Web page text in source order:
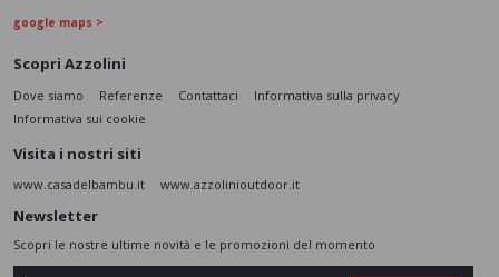
google maps >
Scopri Azzolini
Dove siamo Referenze Contattaci
Informativa sulla privacy
Informativa sui cookie
Visita i nostri siti
www.casadelbambu.it www.azzolinioutdoor.it
Newsletter
Scopri le nostre ultime novità e le promozioni del momento